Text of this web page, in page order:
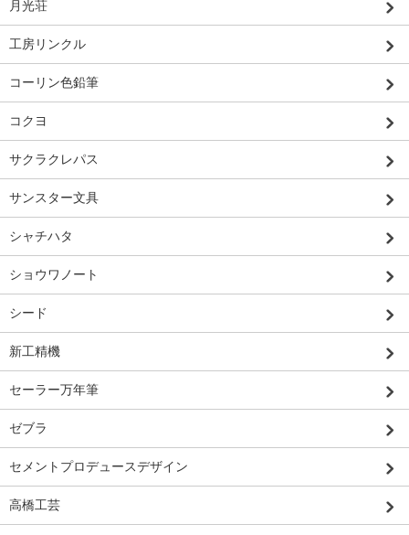
月光荘
工房リンクル
コーリン色鉛筆
コクヨ
サクラクレパス
サンスター文具
シャチハタ
ショウワノート
シード
新工精機
セーラー万年筆
ゼブラ
セメントプロデュースデザイン
高橋工芸